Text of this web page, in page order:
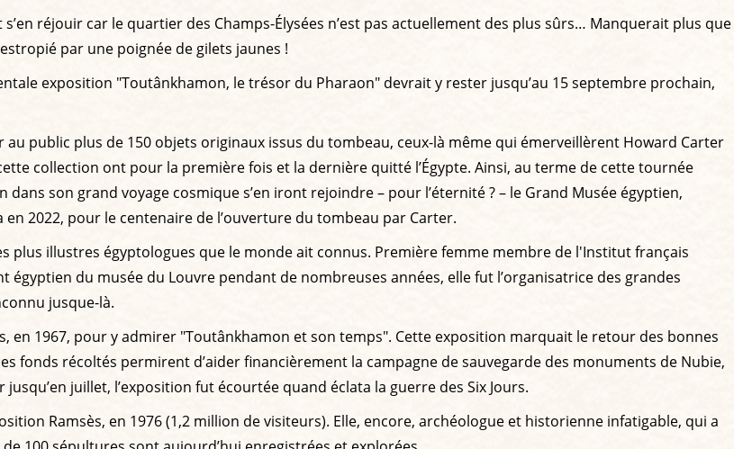
réjouir car le quartier des Champs-Élysées n’est pas actuellement des plus sûrs… Manquerait plus que
par une poignée de gilets jaunes !
exposition "Toutânkhamon, le trésor du Pharaon" devrait y rester jusqu’au 15 septembre prochain,
public plus de 150 objets originaux issus du tombeau, ceux-là même qui émerveillèrent Howard Carter
collection ont pour la première fois et la dernière quitté l’Égypte. Ainsi, au terme de cette tournée
son grand voyage cosmique s’en iront rejoindre – pour l’éternité ? – le Grand Musée égyptien,
2022, pour le centenaire de l’ouverture du tombeau par Carter.
plus illustres égyptologues que le monde ait connus. Première femme membre de l'Institut français
du musée du Louvre pendant de nombreuses années, elle fut l’organisatrice des grandes
jusque-là.
en 1967, pour y admirer "Toutânkhamon et son temps". Cette exposition marquait le retour des bonnes
fonds récoltés permirent d’aider financièrement la campagne de sauvegarde des monuments de Nubie,
juillet, l’exposition fut écourtée quand éclata la guerre des Six Jours.
Ramsès, en 1976 (1,2 million de visiteurs). Elle, encore, archéologue et historienne infatigable, qui a